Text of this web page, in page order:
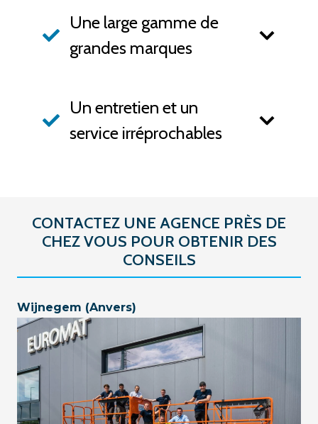
Une large gamme de
grandes marques
Un entretien et un
service irréprochables
CONTACTEZ UNE AGENCE PRÈS DE
CHEZ VOUS POUR OBTENIR DES
CONSEILS
Wijnegem (Anvers)